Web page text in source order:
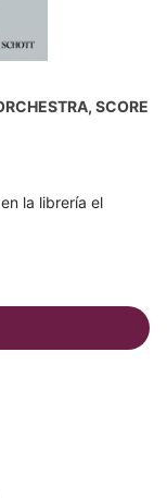
SCORE
la librería el